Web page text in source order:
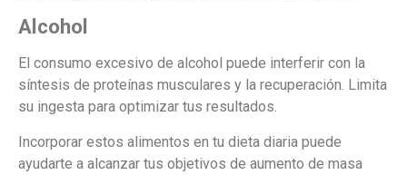
Alcohol
El consumo excesivo de alcohol puede interferir con la
síntesis de proteínas musculares y la recuperación. Limita
su ingesta para optimizar tus resultados.
Incorporar estos alimentos en tu dieta diaria puede
ayudarte a alcanzar tus objetivos de aumento de masa